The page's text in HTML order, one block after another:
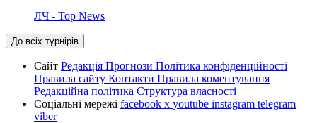
ЛЧ - Top News
До всіх турнірів
Сайт Редакція Прогнози Політика конфіденційності
Правила сайту Контакти Правила коментування
Редакційна політика Структура власності
Соціальні мережі facebook x youtube instagram telegram
viber